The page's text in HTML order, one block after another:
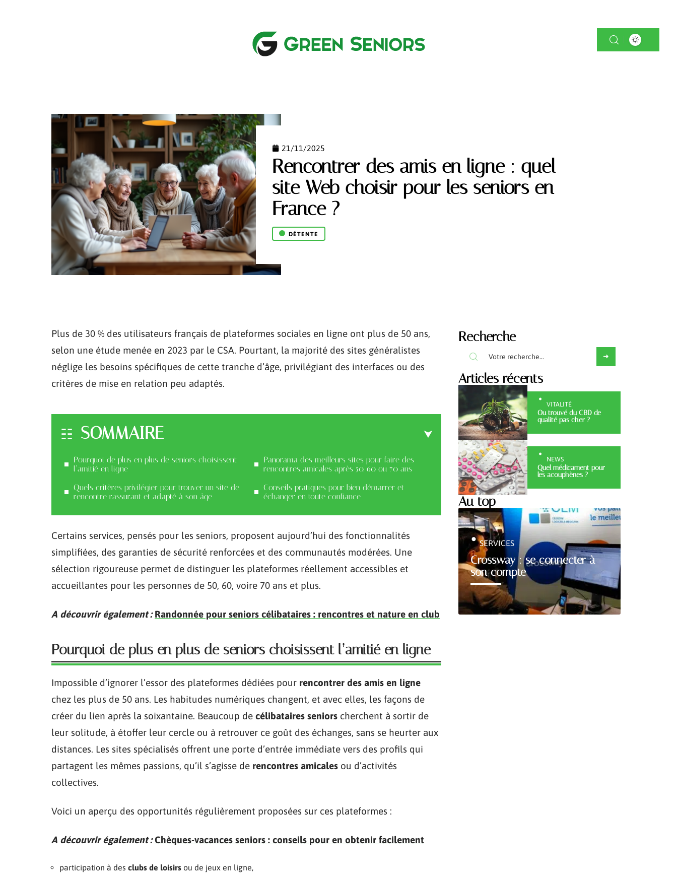
21/11/2025
Rencontrer des amis en ligne : quel
site Web choisir pour les seniors en
France ?
DÉTENTE
Plus de 30 % des utilisateurs français de plateformes sociales en ligne ont plus de 50 ans,
selon une étude menée en 2023 par le CSA. Pourtant, la majorité des sites généralistes
néglige les besoins spécifiques de cette tranche d’âge, privilégiant des interfaces ou des
critères de mise en relation peu adaptés.
SOMMAIRE
Pourquoi de plus en plus de seniors choisissent
l’amitié en ligne
Quels critères privilégier pour trouver un site de
rencontre rassurant et adapté à son âge
Panorama des meilleurs sites pour faire des
rencontres amicales après 50, 60 ou 70 ans
Conseils pratiques pour bien démarrer et
échanger en toute confiance
Certains services, pensés pour les seniors, proposent aujourd’hui des fonctionnalités
simplifiées, des garanties de sécurité renforcées et des communautés modérées. Une
sélection rigoureuse permet de distinguer les plateformes réellement accessibles et
accueillantes pour les personnes de 50, 60, voire 70 ans et plus.
A découvrir également : Randonnée pour seniors célibataires : rencontres et nature en club
Pourquoi de plus en plus de seniors choisissent l’amitié en ligne
Impossible d’ignorer l’essor des plateformes dédiées pour rencontrer des amis en ligne
chez les plus de 50 ans. Les habitudes numériques changent, et avec elles, les façons de
créer du lien après la soixantaine. Beaucoup de célibataires seniors cherchent à sortir de
leur solitude, à étoffer leur cercle ou à retrouver ce goût des échanges, sans se heurter aux
distances. Les sites spécialisés offrent une porte d’entrée immédiate vers des profils qui
partagent les mêmes passions, qu’il s’agisse de rencontres amicales ou d’activités
collectives.
Voici un aperçu des opportunités régulièrement proposées sur ces plateformes :
A découvrir également : Chèques-vacances seniors : conseils pour en obtenir facilement
participation à des clubs de loisirs ou de jeux en ligne,
Recherche
Articles récents
VITALITÉ
Ou trouvé du CBD de
qualité pas cher ?
NEWS
Quel médicament pour
les acouphènes ?
Au top
Crossway : se connecter à
son compte
SERVICES